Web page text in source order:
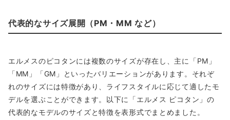
代表的なサイズ展開（PM・MM など）
エルメスのピコタンには複数のサイズが存在し、主に「PM」
「MM」「GM」といったバリエーションがあります。それぞ
れのサイズには特徴があり、ライフスタイルに応じて適したモ
デルを選ぶことができます。以下に「エルメス ピコタン」の
代表的なモデルのサイズと特徴を表形式でまとめました。